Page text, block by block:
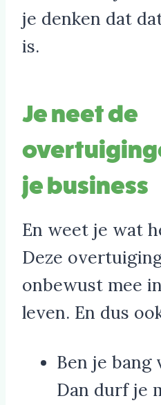
je denken dat
is.
Je neet de
je business
En weet je wat
Deze
onbewust mee
leven. En dus
Ben je
Dan durf je